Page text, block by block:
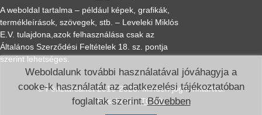
Weboldalunk további használatával jóváhagyja a
cooke-k használatát az adatkezelési tájékoztatóban
foglaltak szerint.Bővebben
A weboldal tartalma – például képek, grafikák,
termékleírások, szövegek, stb. – Leveleki Miklós
E.V. tulajdona,azok felhasználása csak az
Általános Szerződési Feltételek 18. sz. pontja
szerint lehetséges.
© Pénztárcanet 2016-2026. Minden jog fenntartva.
Készítette:ITC Kft.